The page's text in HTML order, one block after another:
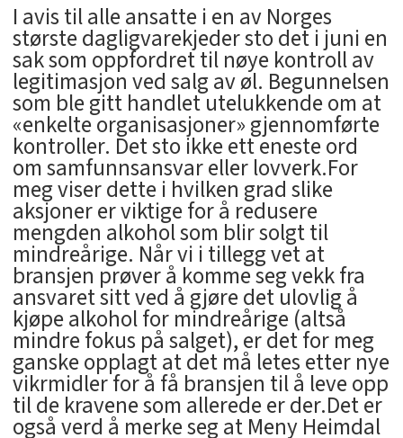
I avis til alle ansatte i en av Norges
største dagligvarekjeder sto det i juni en
sak som oppfordret til nøye kontroll av
legitimasjon ved salg av øl. Begunnelsen
som ble gitt handlet utelukkende om at
«enkelte organisasjoner» gjennomførte
kontroller. Det sto ikke ett eneste ord
om samfunnsansvar eller lovverk.For
meg viser dette i hvilken grad slike
aksjoner er viktige for å redusere
mengden alkohol som blir solgt til
mindreårige. Når vi i tillegg vet at
bransjen prøver å komme seg vekk fra
ansvaret sitt ved å gjøre det ulovlig å
kjøpe alkohol for mindreårige (altså
mindre fokus på salget), er det for meg
ganske opplagt at det må letes etter nye
vikrmidler for å få bransjen til å leve opp
til de kravene som allerede er der.Det er
også verd å merke seg at Meny Heimdal